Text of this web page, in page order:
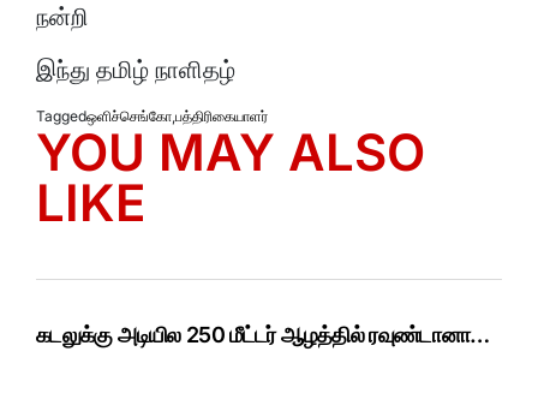
நன்றி
இந்து தமிழ் நாளிதழ்
Taggedஒளிச்செங்கோ பத்திரிகையாளர்
YOU MAY ALSO
LIKE
கடலுக்கு அடியில 250 மீட்டர் ஆழத்தில் ரவுண்டானா…